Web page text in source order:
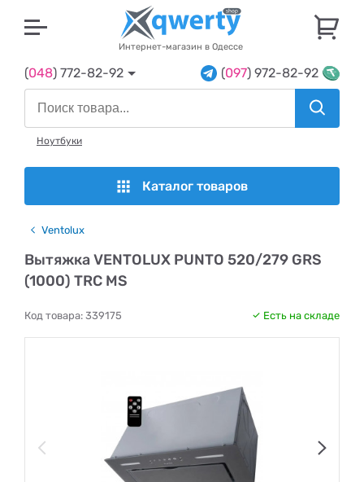
Интернет-магазин в Одессе
(048) 772-82-92 (097) 972-82-92
Ноутбуки
Каталог товаров
Ventolux
Вытяжка VENTOLUX PUNTO 520/279 GRS
(1000) TRC MS
Код товара: 339175 Есть на складе